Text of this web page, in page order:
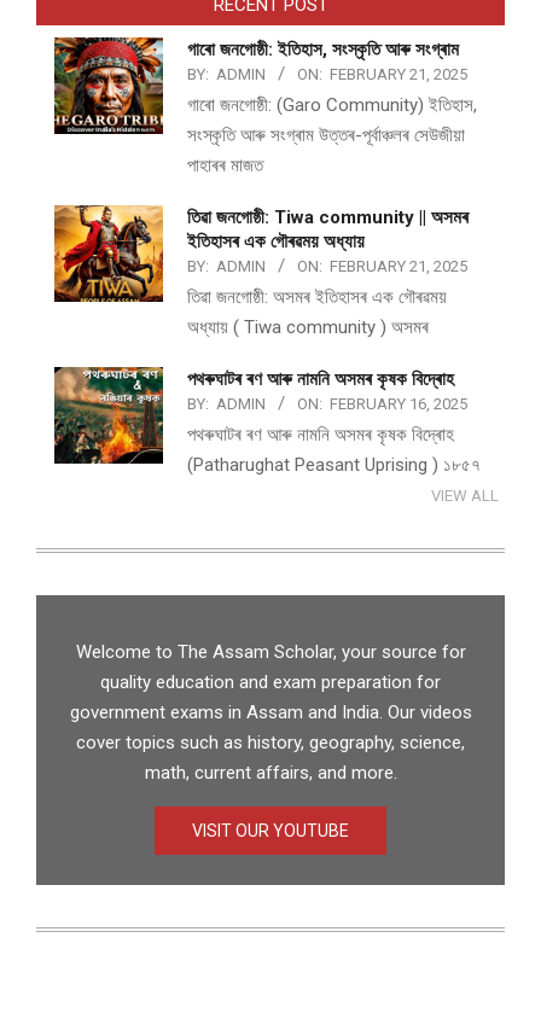
RECENT POST
গাৰো জনগোষ্ঠী: ইতিহাস, সংস্কৃতি আৰু সংগ্ৰাম
BY: ADMIN ON: FEBRUARY 21, 2025
গাৰো জনগোষ্ঠী: (Garo Community) ইতিহাস,
সংস্কৃতি আৰু সংগ্ৰাম উত্তৰ-পূৰ্বাঞ্চলৰ সেউজীয়া
পাহাৰৰ মাজত
তিৱা জনগোষ্ঠী: Tiwa community || অসমৰ
ইতিহাসৰ এক গৌৰৱময় অধ্যায়
BY: ADMIN ON: FEBRUARY 21, 2025
তিৱা জনগোষ্ঠী: অসমৰ ইতিহাসৰ এক গৌৰৱময়
অধ্যায় ( Tiwa community ) অসমৰ
পথ​ৰুঘাট​ৰ ৰণ আৰু নামনি অসম​ৰ কৃষক বিদ্ৰোহ​
BY: ADMIN ON: FEBRUARY 16, 2025
পথ​ৰুঘাট​ৰ ৰণ আৰু নামনি অসম​ৰ কৃষক বিদ্ৰোহ​
(Patharughat Peasant Uprising ) ১৮৫৭
VIEW ALL
Welcome to The Assam Scholar, your source for
quality education and exam preparation for
government exams in Assam and India. Our videos
cover topics such as history, geography, science,
math, current affairs, and more.
VISIT OUR YOUTUBE